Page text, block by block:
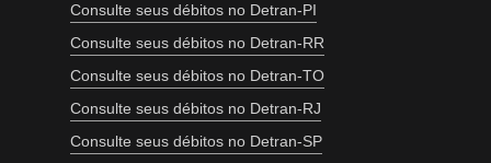
Consulte seus débitos no Detran-PI
Consulte seus débitos no Detran-RR
Consulte seus débitos no Detran-TO
Consulte seus débitos no Detran-RJ
Consulte seus débitos no Detran-SP